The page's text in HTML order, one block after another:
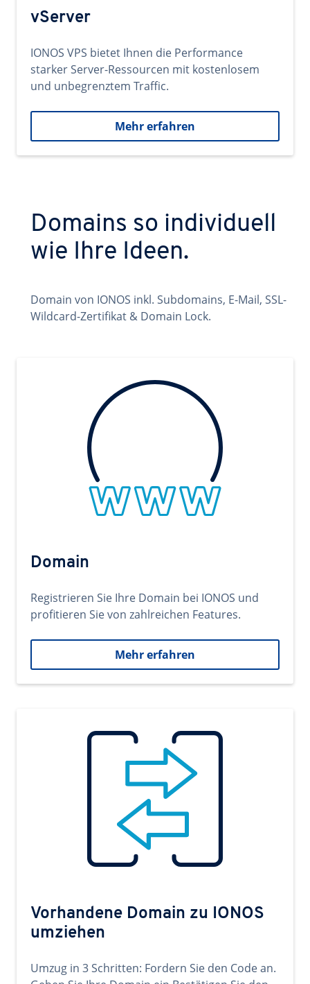
vServer
IONOS VPS bietet Ihnen die Performance
starker Server-Ressourcen mit kostenlosem
und unbegrenztem Traffic.
Mehr erfahren
Domains so individuell
wie Ihre Ideen.
Domain von IONOS inkl. Subdomains, E-Mail, SSL-
Wildcard-Zertifikat & Domain Lock.
Domain
Registrieren Sie Ihre Domain bei IONOS und
profitieren Sie von zahlreichen Features.
Mehr erfahren
Vorhandene Domain zu IONOS
umziehen
Umzug in 3 Schritten: Fordern Sie den Code an.